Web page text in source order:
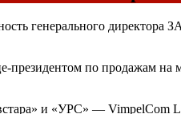
генерального директора
президентом по продажам
и «УРС» — VimpelCom